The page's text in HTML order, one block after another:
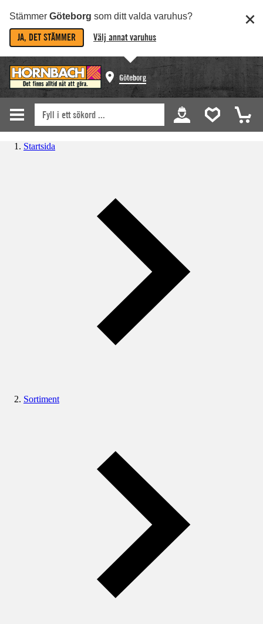
Stämmer Göteborg som ditt valda varuhus?
JA, DET STÄMMER Välj annat varuhus
Göteborg
Startsida
Sortiment